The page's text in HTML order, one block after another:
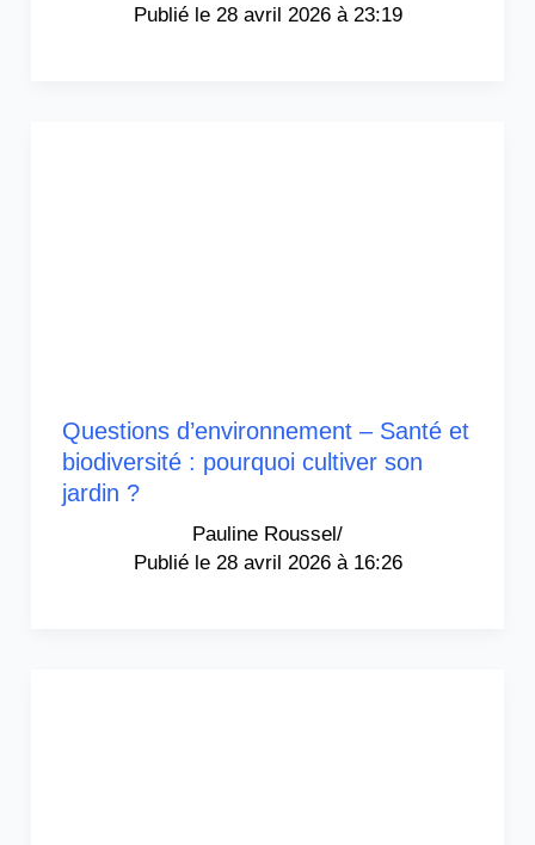
28 avril 2026 à 23:19
Questions d’environnement – Santé et
biodiversité : pourquoi cultiver son
jardin ?
Pauline Roussel/
28 avril 2026 à 16:26